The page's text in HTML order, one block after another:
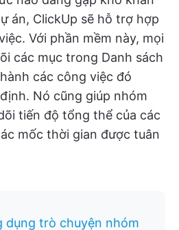
án, ClickUp sẽ hỗ trợ hợp
Với phần mềm này, mọi
các mục trong Danh sách
các công việc đó
Nó cũng giúp nhóm
tiến độ tổng thể của các
mốc thời gian được tuân
dụng trò chuyện nhóm